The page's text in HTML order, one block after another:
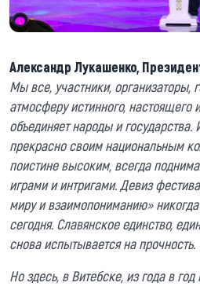
Александр Лукашенко,
Мы все, участники, организаторы,
атмосферу истинного, настоящего
объединяет народы и государства.
прекрасно своим национальным
поистине высоким, всегда
играми и интригами. Девиз
миру и взаимопониманию»
сегодня. Славянское единство,
снова испытывается на прочность.
Но здесь, в Витебске, из года в